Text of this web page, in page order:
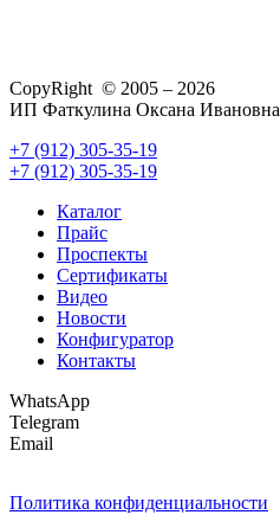
CopyRight © 2005 – 2026
ИП Фаткулина Оксана Ивановна
+7 (912) 305-35-19
+7 (912) 305-35-19
Каталог
Прайс
Проспекты
Сертификаты
Видео
Новости
Конфигуратор
Контакты
WhatsApp
Telegram
Email
Политика конфиденциальности